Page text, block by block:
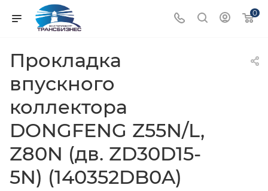
0
Прокладка
впускного
коллектора
DONGFENG Z55N/L,
Z80N (дв. ZD30D15-
5N) (140352DB0A)